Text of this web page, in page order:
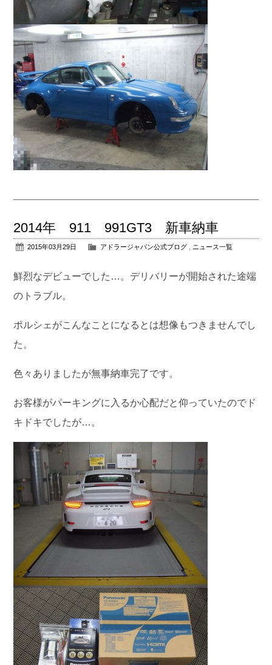
2014年 911 991GT3 新車納車
2015年03月29日 アドラージャパン公式ブログ ニュース一覧
鮮烈なデビューでした…。デリバリーが開始された途端
のトラブル。
ポルシェがこんなことになるとは想像もつきませんでし
た。
色々ありましたが無事納車完了です。
お客様がパーキングに入るか心配だと仰っていたのでド
キドキでしたが…。